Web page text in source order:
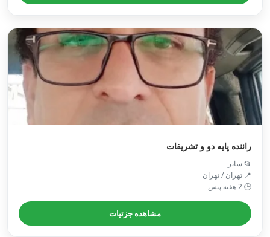
راننده پایه دو و تشریفات
📂 سایر
📍 تهران / تهران
🕒 2 هفته پیش
مشاهده جزئیات